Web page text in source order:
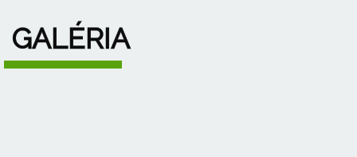
GALÉRIA